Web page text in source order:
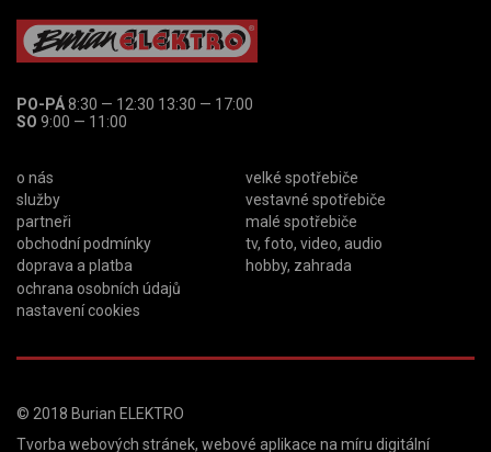
PO-PÁ8:30 — 12:30 13:30 — 17:00
SO 9:00 — 11:00
o nás
služby
partneři
obchodní podmínky
doprava a platba
ochrana osobních údajů
nastavení cookies
velké spotřebiče
vestavné spotřebiče
malé spotřebiče
tv, foto, video, audio
hobby, zahrada
© 2018 Burian ELEKTRO
Tvorba webových stránek, webové aplikace na míru digitální